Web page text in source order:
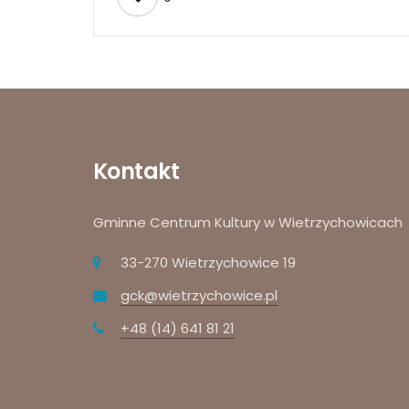
Kontakt
Gminne Centrum Kultury w Wietrzychowicach
33-270 Wietrzychowice 19
gck@wietrzychowice.pl
+48 (14) 641 81 21